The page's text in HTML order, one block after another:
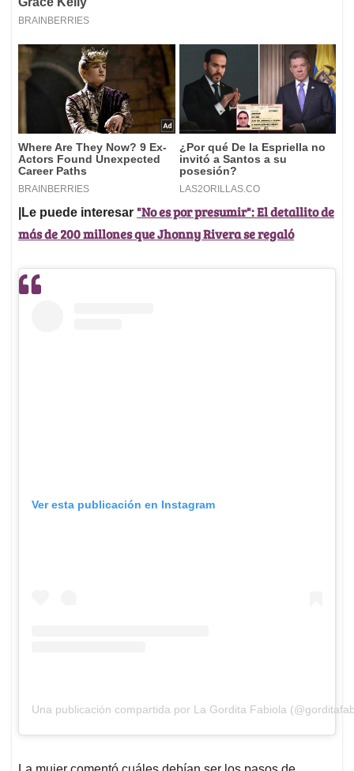
|Le puede interesar "No es por presumir": El detallito de
más de 200 millones que Jhonny Rivera se regaló
Ver esta publicación en Instagram
Una publicación compartida por La Gordita Fabiola